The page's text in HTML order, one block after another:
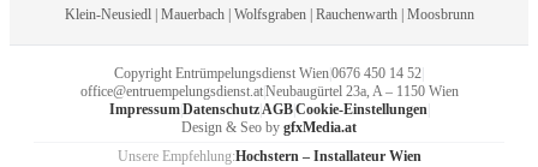
Klein-Neusiedl | Mauerbach | Wolfsgraben | Rauchenwarth | Moosbrunn
Copyright Entrümpelungsdienst Wien0676 450 14 52
office@entruempelungsdienst.at|Neubaugürtel 23a, A – 1150 Wien
Impressum|Datenschutz|AGB|Cookie-Einstellungen|
Design & Seo by gfxMedia.at
Unsere Empfehlung:Hochstern – Installateur Wien